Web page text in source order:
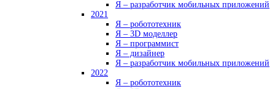
Я – разработчик мобильных приложений
2021
Я – робототехник
Я – 3D моделлер
Я – программист
Я – дизайнер
Я – разработчик мобильных приложений
2022
Я – робототехник